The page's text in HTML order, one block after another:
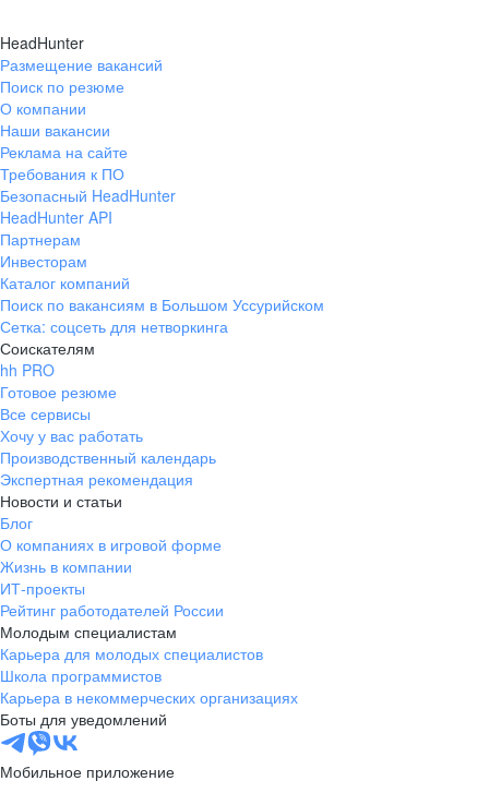
HeadHunter
Размещение вакансий
Поиск по резюме
О компании
Наши вакансии
Реклама на сайте
Требования к ПО
Безопасный HeadHunter
HeadHunter API
Партнерам
Инвесторам
Каталог компаний
Поиск по вакансиям в Большом Уссурийском
Сетка: соцсеть для нетворкинга
Соискателям
hh PRO
Готовое резюме
Все сервисы
Хочу у вас работать
Производственный календарь
Экспертная рекомендация
Новости и статьи
Блог
О компаниях в игровой форме
Жизнь в компании
ИТ-проекты
Рейтинг работодателей России
Молодым специалистам
Карьера для молодых специалистов
Школа программистов
Карьера в некоммерческих организациях
Боты для уведомлений
Мобильное приложение